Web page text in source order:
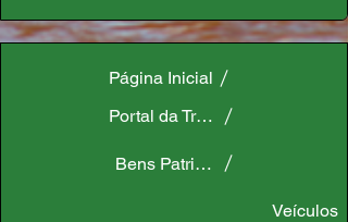
Página Inicial
Portal da Transparência
Bens Patrimoniais
Veículos